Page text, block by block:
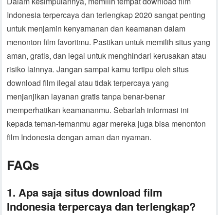
Indonesia terpercaya dan terlengkap 2020 sangat penting
untuk menjamin kenyamanan dan keamanan dalam
menonton film favoritmu. Pastikan untuk memilih situs yang
aman, gratis, dan legal untuk menghindari kerusakan atau
risiko lainnya. Jangan sampai kamu tertipu oleh situs
download film ilegal atau tidak terpercaya yang
menjanjikan layanan gratis tanpa benar-benar
memperhatikan keamananmu. Sebarlah informasi ini
kepada teman-temanmu agar mereka juga bisa menonton
film Indonesia dengan aman dan nyaman.
FAQs
1. Apa saja situs download film
Indonesia terpercaya dan terlengkap?